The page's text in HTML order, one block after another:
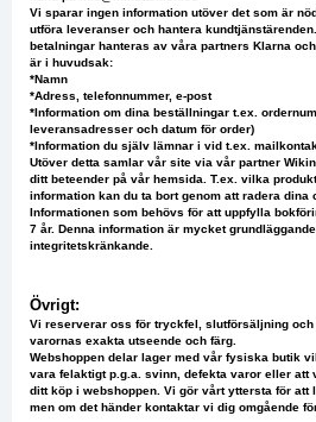
Vi sparar ingen information utöver det som är
utföra leveranser och hantera
betalningar hanteras av våra partners Klarna
är i huvudsak:
*Namn
*Adress, telefonnummer, e-post
*Information om dina beställningar t.ex.
leveransadresser och datum för order)
*Information du själv lämnar i vid t.ex.
Utöver detta samlar vår site via vår partner
ditt beteender på vår hemsida. T.ex. vilka
information kan du ta bort genom att radera dina
Informationen som behövs för att uppfylla
7 år. Denna information är mycket
integritetskränkande.
Övrigt:
Vi reserverar oss för tryckfel, slutförsäljning
varornas exakta utseende och färg.
Webshoppen delar lager med vår fysiska butik
vara felaktigt p.g.a. svinn, defekta varor eller
ditt köp i webshoppen. Vi gör vårt yttersta för att
men om det händer kontaktar vi dig omgående